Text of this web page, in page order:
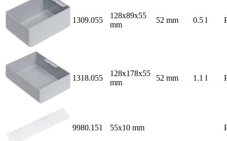
1309.055
128x89x55
mm
52 mm 0.5 l
1318.055
128x178x55
mm
52 mm 1.1 l
9980.151 55x10 mm